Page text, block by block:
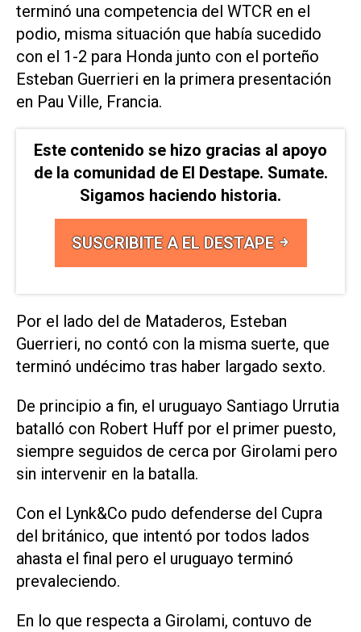
terminó una competencia del WTCR en el
podio, misma situación que había sucedido
con el 1-2 para Honda junto con el porteño
Esteban Guerrieri en la primera presentación
en Pau Ville, Francia.
Este contenido se hizo gracias al apoyo
de la comunidad de El Destape. Sumate.
Sigamos haciendo historia.
SUSCRIBITE A EL DESTAPE
Por el lado del de Mataderos, Esteban
Guerrieri, no contó con la misma suerte, que
terminó undécimo tras haber largado sexto.
De principio a fin, el uruguayo Santiago Urrutia
batalló con Robert Huff por el primer puesto,
siempre seguidos de cerca por Girolami pero
sin intervenir en la batalla.
Con el Lynk&Co pudo defenderse del Cupra
del británico, que intentó por todos lados
ahasta el final pero el uruguayo terminó
prevaleciendo.
En lo que respecta a Girolami, contuvo de